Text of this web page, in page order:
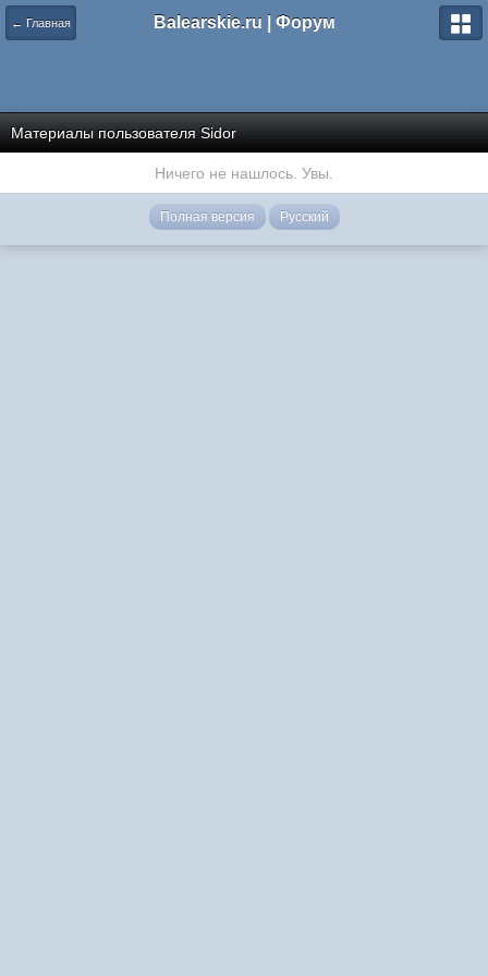
← Главная Balearskie.ru | Форум
Материалы пользователя Sidor
Ничего не нашлось. Увы.
Полная версия Русский